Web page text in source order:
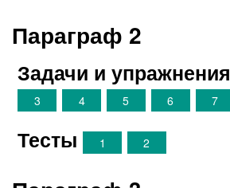
Параграф 2
Задачи и упражнения
3
4 5 6 7
Тесты 1 2